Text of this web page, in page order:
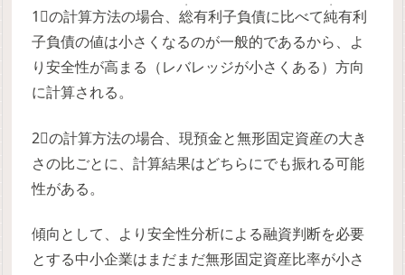
1⃣の計算方法の場合、総
・
有利子負債に比べて純
・
有利
子負債の値は小さくなるのが一般的であるから、よ
り安全性が高まる（レバレッジが小さくある）方向
に計算される。
2⃣の計算方法の場合、現預金と無形固定資産の大き
さの比ごとに、計算結果はどちらにでも振れる可能
性がある。
傾向として、より安全性分析による融資判断を必要
とする中小企業はまだまだ無形固定資産比率が小さ